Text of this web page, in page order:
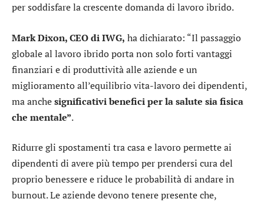
per soddisfare la crescente domanda di lavoro ibrido.
Mark Dixon, CEO di IWG, ha dichiarato: “Il passaggio
globale al lavoro ibrido porta non solo forti vantaggi
finanziari e di produttività alle aziende e un
miglioramento all’equilibrio vita-lavoro dei dipendenti,
ma anchesignificativi benefici per la salute sia fisica
che mentale”.
Ridurre gli spostamenti tra casa e lavoro permette ai
dipendenti di avere più tempo per prendersi cura del
proprio benessere e riduce le probabilità di andare in
burnout. Le aziende devono tenere presente che,